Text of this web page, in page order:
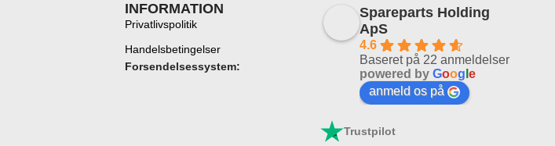
INFORMATION
Privatlivspolitik
Handelsbetingelser
Forsendelsessystem:
Spareparts Holding
ApS
4.6
Baseret på 22 anmeldelser
powered byGoog le
anmeld os på
Trustpilot